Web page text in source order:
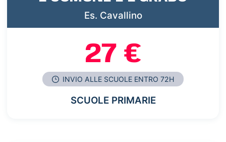
Es. Cavallino
27 €
INVIO ALLE SCUOLE ENTRO 72H
SCUOLE PRIMARIE